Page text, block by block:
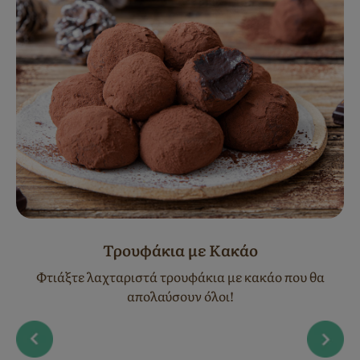
Τρουφάκια με Κακάο
Φτιάξτε λαχταριστά τρουφάκια με κακάο που θα
απολαύσουν όλοι!